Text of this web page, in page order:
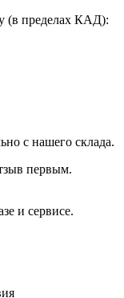
(в пределах КАД):
с нашего склада.
первым.
и сервисе.